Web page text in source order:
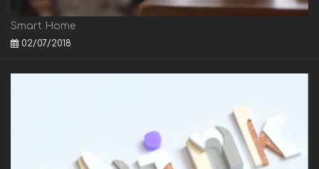
Smart Home
02/07/2018